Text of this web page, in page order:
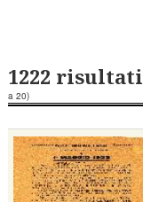
1222 risultati
a 20)